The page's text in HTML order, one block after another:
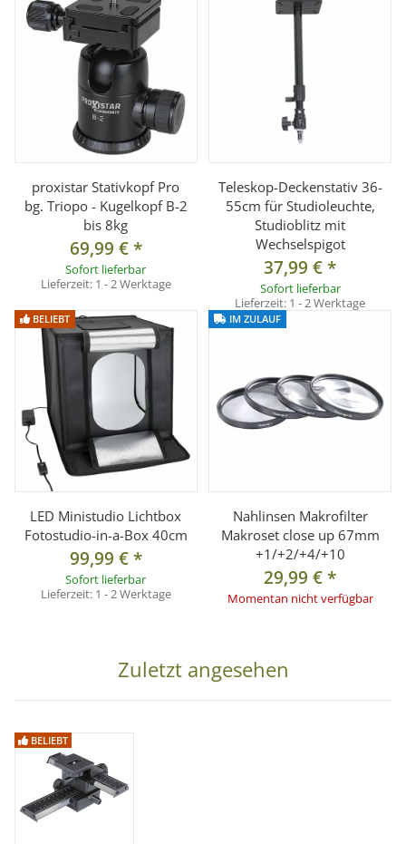
proxistar Stativkopf Pro
bg. Triopo - Kugelkopf B-2
bis 8kg
69,99 €*
Sofort lieferbar
Lieferzeit: 1 - 2 Werktage
Teleskop-Deckenstativ 36-
55cm für Studioleuchte,
Studioblitz mit
Wechselspigot
37,99 €*
Sofort lieferbar
Lieferzeit: 1 - 2 Werktage
BELIEBT
LED Ministudio Lichtbox
Fotostudio-in-a-Box 40cm
99,99 €*
Sofort lieferbar
Lieferzeit: 1 - 2 Werktage
IM ZULAUF
Nahlinsen Makrofilter
Makroset close up 67mm
+1/+2/+4/+10
29,99 €*
Momentan nicht verfügbar
Zuletzt angesehen
BELIEBT